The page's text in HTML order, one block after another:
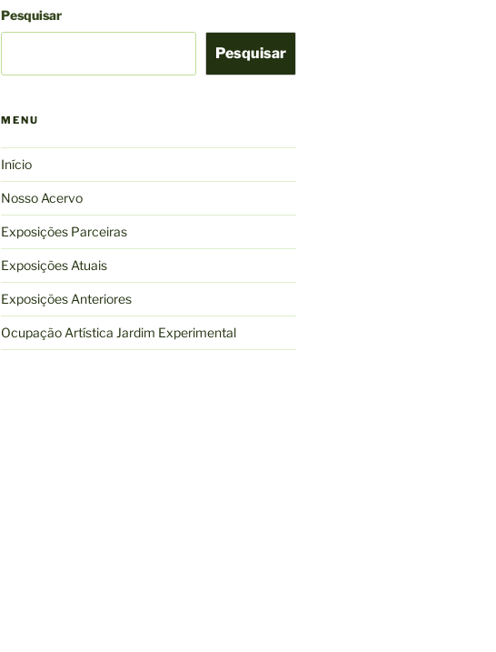
Pesquisar
Pesquisar
MENU
Início
Nosso Acervo
Exposições Parceiras
Exposições Atuais
Exposições Anteriores
Ocupação Artística Jardim Experimental